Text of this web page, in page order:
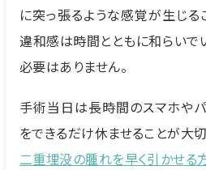
に突っ張るような感覚が生じる
違和感は時間とともに和らいで
必要はありません。
手術当日は長時間のスマホや
をできるだけ休ませることが大切
二重埋没の腫れを早く引かせる